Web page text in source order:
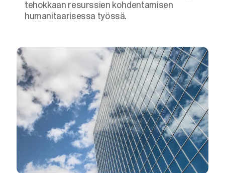
tehokkaan resurssien kohdentamisen
humanitaarisessa työssä.